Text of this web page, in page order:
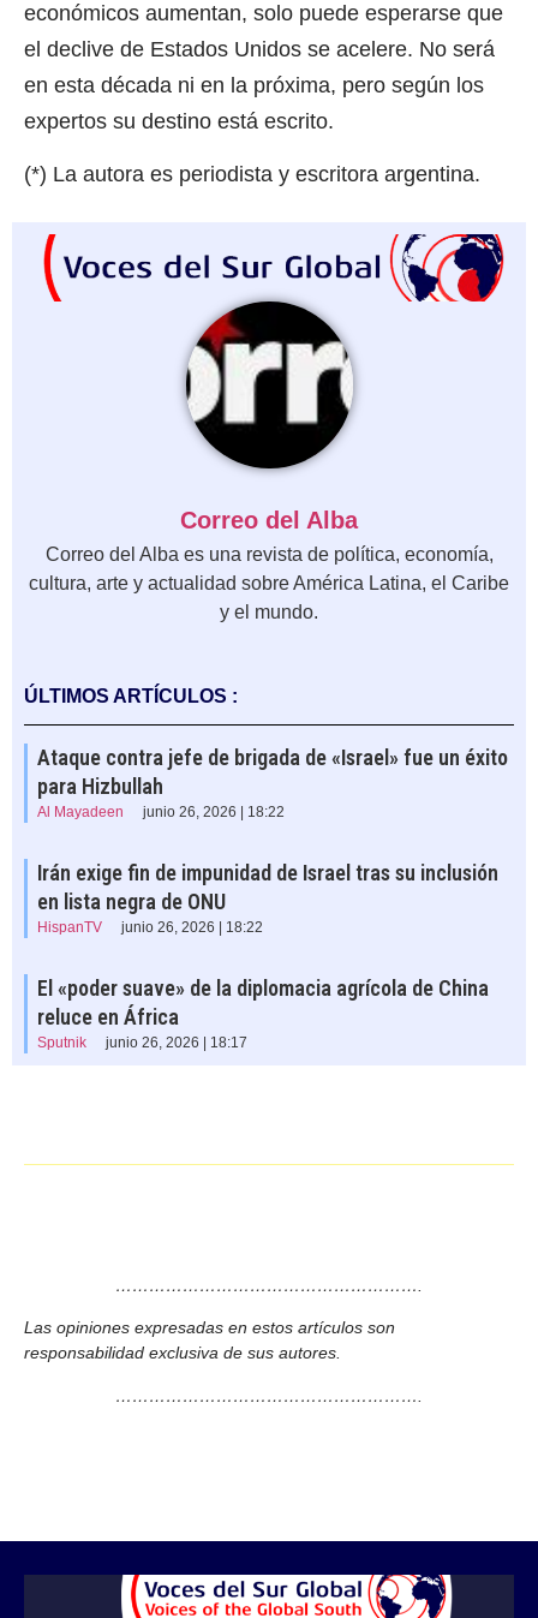
económicos aumentan, solo puede esperarse que
el declive de Estados Unidos se acelere. No será
en esta década ni en la próxima, pero según los
expertos su destino está escrito.
(*) La autora es periodista y escritora argentina.
Correo del Alba
Correo del Alba es una revista de política, economía,
cultura, arte y actualidad sobre América Latina, el Caribe
y el mundo.
ÚLTIMOS ARTÍCULOS :
Ataque contra jefe de brigada de «Israel» fue un éxito
para Hizbullah
Al Mayadeen junio 26, 2026 | 18:22
Irán exige fin de impunidad de Israel tras su inclusión
en lista negra de ONU
HispanTV junio 26, 2026 | 18:22
El «poder suave» de la diplomacia agrícola de China
reluce en África
Sputnik junio 26, 2026 | 18:17
……………………………………………….
Las opiniones expresadas en estos artículos son
responsabilidad exclusiva de sus autores.
……………………………………………….